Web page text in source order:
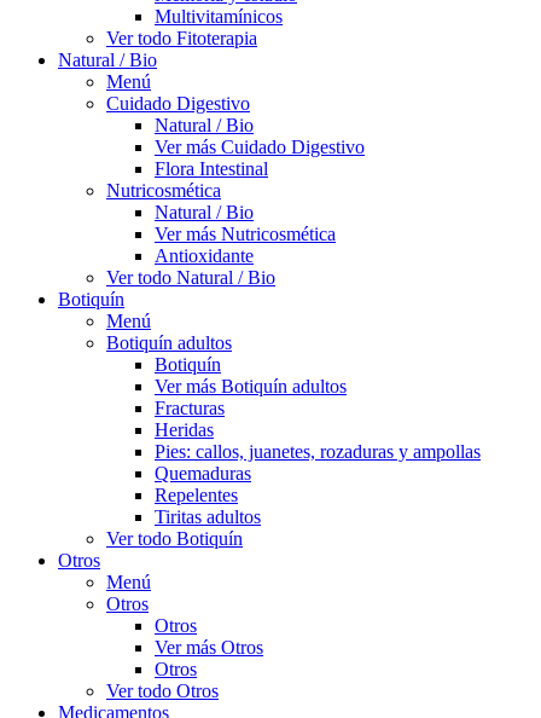
Multivitamínicos
Ver todo Fitoterapia
Natural / Bio
Menú
Cuidado Digestivo
Natural / Bio
Ver más Cuidado Digestivo
Flora Intestinal
Nutricosmética
Natural / Bio
Ver más Nutricosmética
Antioxidante
Ver todo Natural / Bio
Botiquín
Menú
Botiquín adultos
Botiquín
Ver más Botiquín adultos
Fracturas
Heridas
Pies: callos, juanetes, rozaduras y ampollas
Quemaduras
Repelentes
Tiritas adultos
Ver todo Botiquín
Otros
Menú
Otros
Otros
Ver más Otros
Otros
Ver todo Otros
Medicamentos